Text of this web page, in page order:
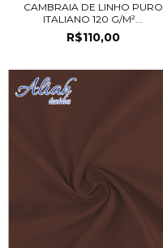
CAMBRAIA DE LINHO PURO
ITALIANO 120 G/M²...
R$110,00